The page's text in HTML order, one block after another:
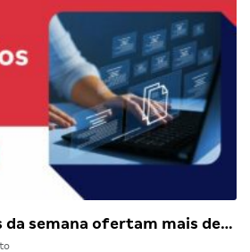
da semana ofertam mais de…